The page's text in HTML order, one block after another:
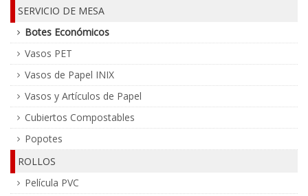
SERVICIO DE MESA
Botes Económicos
Vasos PET
Vasos de Papel INIX
Vasos y Artículos de Papel
Cubiertos Compostables
Popotes
ROLLOS
Película PVC